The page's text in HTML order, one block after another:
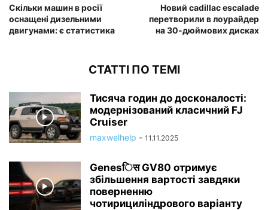
Скільки машин в росії
оснащені дизельними
двигунами: є статистика
Новий cadillac escalade
перетворили в лоурайдер
на 30-дюймових дисках
СТАТТІ ПО ТЕМІ
Тисяча годин до досконалості:
модернізований класичний FJ
Cruiser
maxwelhelp - 11.11.2025
Genesिस GV80 отримує
збільшення вартості завдяки
поверненню
чотирициліндрового варіанту